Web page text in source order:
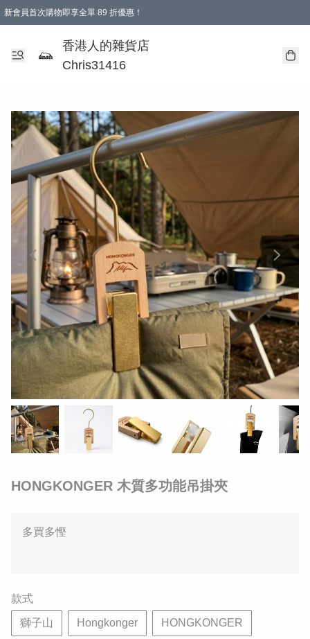
新會員首次購物即享全單 89 折優惠！
購物滿 HKD 499.00即享免運費優惠！（適用於 本地送貨、本地取貨 )
【滿 $300 專屬驚喜：無聲信物（最後一批）】
香港人的雜貨店
Chris31416
HONGKONGER 木質多功能吊掛夾
多買多慳
款式
獅子山 Hongkonger HONGKONGER